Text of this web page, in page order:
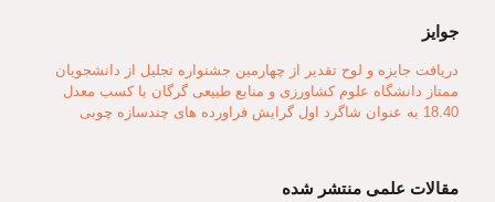
جوایز
دریافت جایزه و لوح تقدیر از چهارمین جشنواره تجلیل از دانشجویان
ممتاز دانشگاه علوم کشاورزی و منابع طبیعی گرگان با کسب معدل
18.40 به عنوان شاگرد اول گرایش فراورده های چندسازه چوبی
مقالات علمی منتشر شده